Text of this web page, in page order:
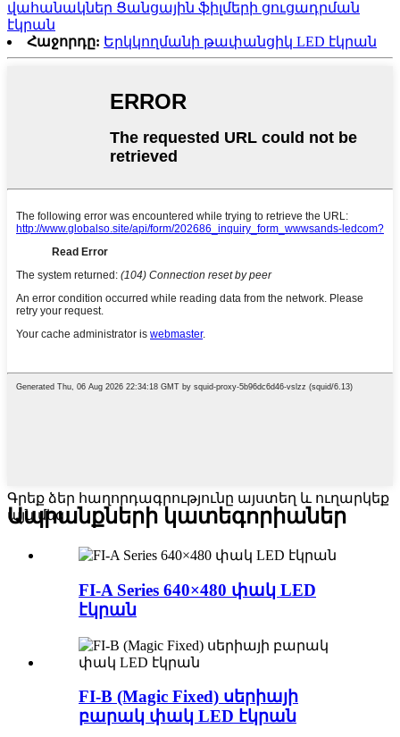
վահանակներ Ցանցային ֆիլմերի ցուցադրման
էկրան
Հաջորդը: Երկկողմանի թափանցիկ LED էկրան
Գրեք ձեր հաղորդագրությունը այստեղ և ուղարկեք
այն մեզ
Ապրանքների կատեգորիաներ
FI-A Series 640×480 փակ LED
էկրան
FI-B (Magic Fixed) սերիայի
բարակ փակ LED էկրան